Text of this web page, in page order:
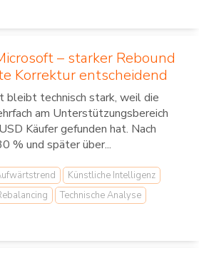
– starker Rebound
Korrektur entscheidend
bleibt technisch stark, weil die
am Unterstützungsbereich
Käufer gefunden hat. Nach
% und später über...
Künstliche Intelligenz
Technische Analyse